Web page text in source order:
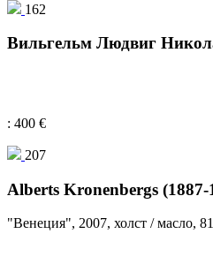
162
Вильгельм Людвиг
: 400 €
207
Alberts Kronenbergs (1887-
"Венеция", 2007, холст / масло,